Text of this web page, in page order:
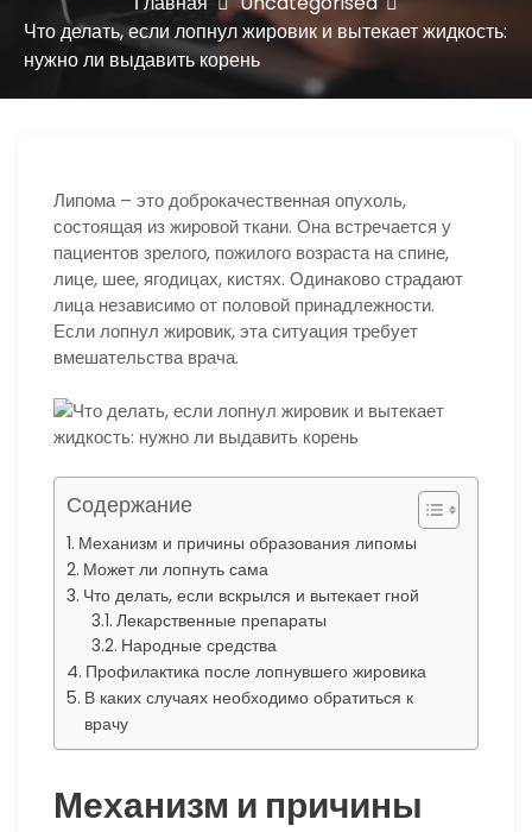
Что делать, если лопнул жировик и вытекает жидкость:
нужно ли выдавить корень
Липома – это доброкачественная опухоль,
состоящая из жировой ткани. Она встречается у
пациентов зрелого, пожилого возраста на спине,
лице, шее, ягодицах, кистях. Одинаково страдают
лица независимо от половой принадлежности.
Если лопнул жировик, эта ситуация требует
вмешательства врача.
Содержание
Механизм и причины образования липомы
Может ли лопнуть сама
Что делать, если вскрылся и вытекает гной
Лекарственные препараты
Народные средства
Профилактика после лопнувшего жировика
В каких случаях необходимо обратиться к
врачу
Механизм и причины